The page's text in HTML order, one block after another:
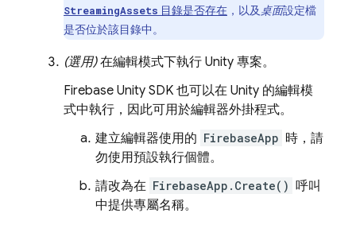
StreamingAssets 目錄是否存在 ，以及桌面設定檔
是否位於該目錄中。
(選用)在編輯模式下執行 Unity 專案。
Firebase Unity SDK 也可以在 Unity 的編輯模
式中執行，因此可用於編輯器外掛程式。
建立編輯器使用的 FirebaseApp 時，請
勿使用預設執行個體。
請改為在 FirebaseApp.Create() 呼叫
中提供專屬名稱。